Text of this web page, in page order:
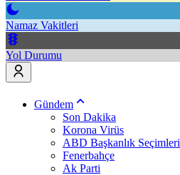
Namaz Vakitleri
Yol Durumu
Gündem
Son Dakika
Korona Virüs
ABD Başkanlık Seçimleri
Fenerbahçe
Ak Parti